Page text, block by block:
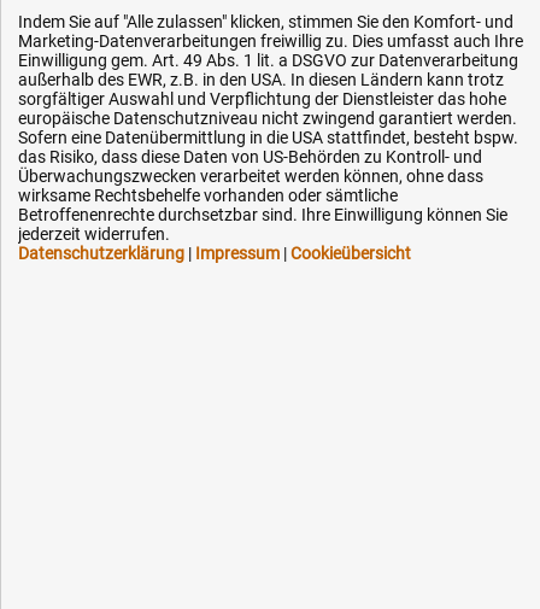
AGB / Widerrufsrecht
Datenschutz
Impressum
Karriere
OEM-Ersatzteile
Technik-Hilfe
Downloads
Kontakt
Indem Sie auf "Alle zulassen" klicken, stimmen Sie den Komfort- und
Marketing-Datenverarbeitungen freiwillig zu. Dies umfasst auch Ihre
Einwilligung gem. Art. 49 Abs. 1 lit. a DSGVO zur Datenverarbeitung
außerhalb des EWR, z.B. in den USA. In diesen Ländern kann trotz
sorgfältiger Auswahl und Verpflichtung der Dienstleister das hohe
europäische Datenschutzniveau nicht zwingend garantiert werden.
Sofern eine Datenübermittlung in die USA stattfindet, besteht bspw.
das Risiko, dass diese Daten von US-Behörden zu Kontroll- und
Überwachungszwecken verarbeitet werden können, ohne dass
wirksame Rechtsbehelfe vorhanden oder sämtliche
Betroffenenrechte durchsetzbar sind. Ihre Einwilligung können Sie
jederzeit widerrufen.
Datenschutzerklärung | Impressum |Cookieübersicht